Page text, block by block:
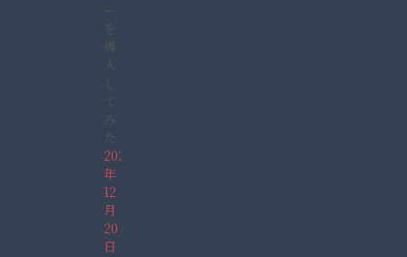
ー
を
導
入
し
て
み
た
2021
年
12
月
20
日